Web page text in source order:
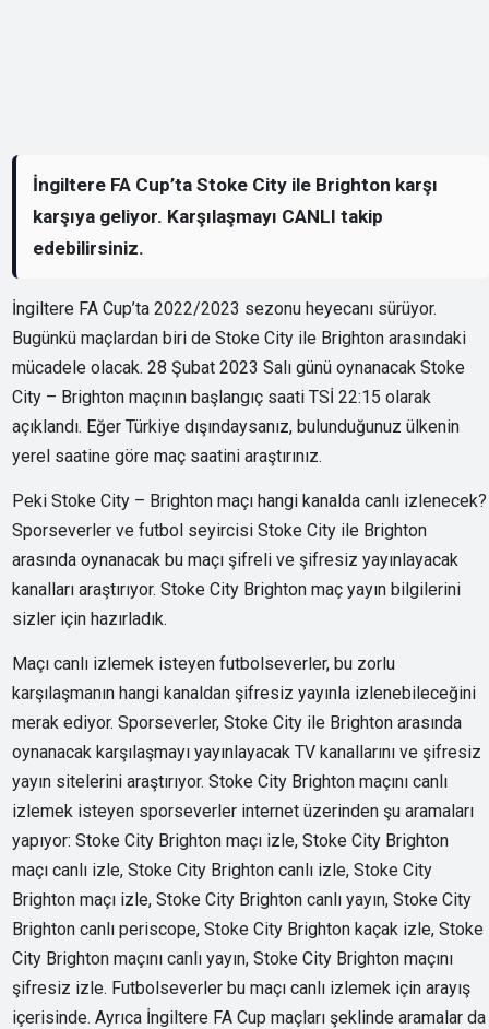
İngiltere FA Cup’ta Stoke City ile Brighton karşı
karşıya geliyor. Karşılaşmayı CANLI takip
edebilirsiniz.
İngiltere FA Cup’ta 2022/2023 sezonu heyecanı sürüyor.
Bugünkü maçlardan biri de Stoke City ile Brighton arasındaki
mücadele olacak. 28 Şubat 2023 Salı günü oynanacak Stoke
City – Brighton maçının başlangıç saati TSİ 22:15 olarak
açıklandı. Eğer Türkiye dışındaysanız, bulunduğunuz ülkenin
yerel saatine göre maç saatini araştırınız.
Peki Stoke City – Brighton maçı hangi kanalda canlı izlenecek?
Sporseverler ve futbol seyircisi Stoke City ile Brighton
arasında oynanacak bu maçı şifreli ve şifresiz yayınlayacak
kanalları araştırıyor. Stoke City Brighton maç yayın bilgilerini
sizler için hazırladık.
Maçı canlı izlemek isteyen futbolseverler, bu zorlu
karşılaşmanın hangi kanaldan şifresiz yayınla izlenebileceğini
merak ediyor. Sporseverler, Stoke City ile Brighton arasında
oynanacak karşılaşmayı yayınlayacak TV kanallarını ve şifresiz
yayın sitelerini araştırıyor. Stoke City Brighton maçını canlı
izlemek isteyen sporseverler internet üzerinden şu aramaları
yapıyor: Stoke City Brighton maçı izle, Stoke City Brighton
maçı canlı izle, Stoke City Brighton canlı izle, Stoke City
Brighton maçı izle, Stoke City Brighton canlı yayın, Stoke City
Brighton canlı periscope, Stoke City Brighton kaçak izle, Stoke
City Brighton maçını canlı yayın, Stoke City Brighton maçını
şifresiz izle. Futbolseverler bu maçı canlı izlemek için arayış
içerisinde. Ayrıca İngiltere FA Cup maçları şeklinde aramalar da